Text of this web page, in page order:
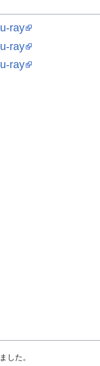
ray
ray
ray
した。